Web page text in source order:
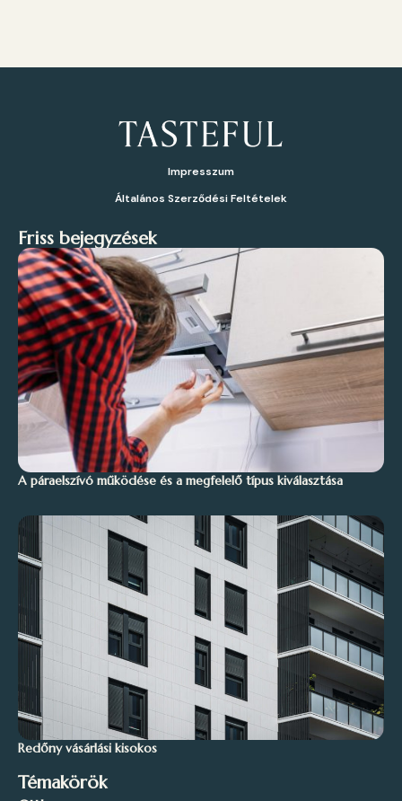
Impresszum
Általános Szerződési Feltételek
Friss bejegyzések
A páraelszívó működése és a megfelelő típus kiválasztása
Redőny vásárlási kisokos
Témakörök